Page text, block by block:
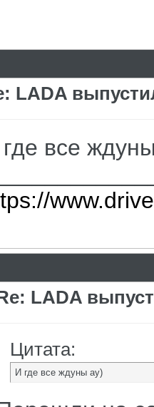
LADA
все
LADA
Цитата:
И где все ждуны ау)